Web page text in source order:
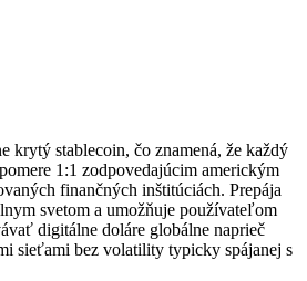
krytý stablecoin, čo znamená, že každý
1:1 zodpovedajúcim americkým
finančných inštitúciách. Prepája
svetom a umožňuje používateľom
digitálne doláre globálne naprieč
sieťami bez volatility typicky spájanej s